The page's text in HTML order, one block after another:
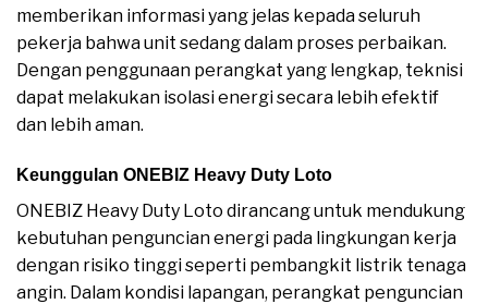
memberikan informasi yang jelas kepada seluruh
pekerja bahwa unit sedang dalam proses perbaikan.
Dengan penggunaan perangkat yang lengkap, teknisi
dapat melakukan isolasi energi secara lebih efektif
dan lebih aman.
Keunggulan ONEBIZ Heavy Duty Loto
ONEBIZ Heavy Duty Loto dirancang untuk mendukung
kebutuhan penguncian energi pada lingkungan kerja
dengan risiko tinggi seperti pembangkit listrik tenaga
angin. Dalam kondisi lapangan, perangkat penguncian